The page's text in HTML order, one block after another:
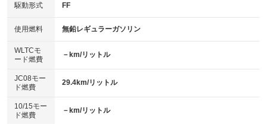
USB入力端子
：装備なし
100V電源
：装備なし
センターデフロック
：装備なし
電動格納ミラー
：装備あり
HID(キセノンライト)
：装備なし
バックカメラ
：装備あり
エアロ
：装備なし
：装備なし
パワーシート
ベンチシート
：装備あり
駆動形式 FF
使用燃料 無鉛レギュラーガソリン
WLTCモ
ード燃費
－km/リットル
JC08モー
ド燃費
29.4km/リットル
10/15モー
ド燃費
－km/リットル